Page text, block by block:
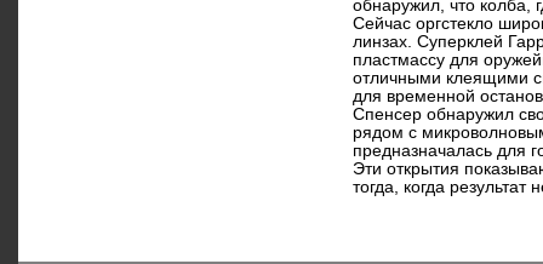
обнаружил, что колба,
Сейчас оргстекло
линзах. Суперклей
пластмассу для
отличными клеящими
для временной
Спенсер обнаружил
рядом с
предназначалась для
Эти открытия
тогда, когда